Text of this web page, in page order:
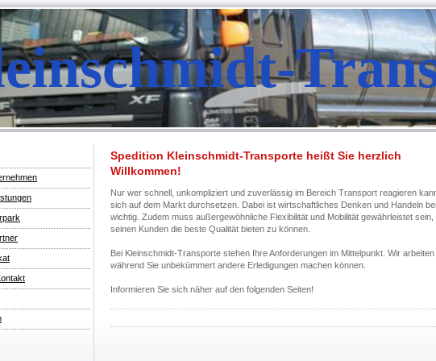
Spedition Kleinschmidt-Transporte heißt Sie herzlich
Willkommen!
Nur wer schnell, unkompliziert und zuverlässig im Bereich Transport reagieren
sich auf dem Markt durchsetzen. Dabei ist wirtschaftliches Denken und Handeln
wichtig. Zudem muss außergewöhnliche Flexibilität und Mobilität gewährleistet sein,
seinen Kunden die beste Qualität bieten zu können.
Bei Kleinschmidt-Transporte stehen Ihre Anforderungen im Mittelpunkt. Wir arbeiten
während Sie unbekümmert andere Erledigungen machen können.
Informieren Sie sich näher auf den folgenden Seiten!